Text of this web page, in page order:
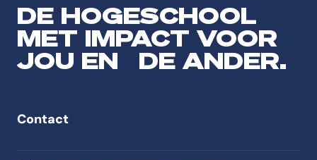
DE HOGESCHOOL
MET IMPACT VOOR
JOU EN DE ANDER.
Contact